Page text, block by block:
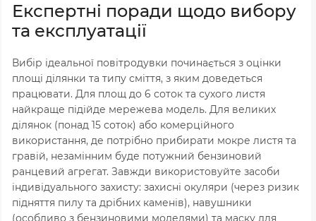
Експертні поради щодо вибору
та експлуатації
Вибір ідеальної повітродувки починається з оцінки
площі ділянки та типу сміття, з яким доведеться
працювати. Для площ до 6 соток та сухого листя
найкраще підійде мережева модель. Для великих
ділянок (понад 15 соток) або комерційного
використання, де потрібно прибирати мокре листя та
гравій, незамінним буде потужний бензиновий
ранцевий агрегат. Завжди використовуйте засоби
індивідуального захисту: захисні окуляри (через ризик
підняття пилу та дрібних каменів), навушники
(особливо з бензиновими моделями) та маску для